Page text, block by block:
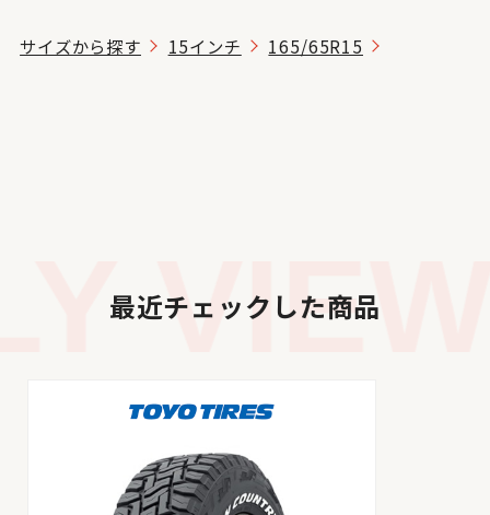
サイズから探す 15インチ 165/65R15
最近チェックした商品